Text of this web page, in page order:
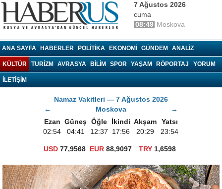
7 Ağustos 2026
cuma
08:49 Moskova
ANA SAYFA HABERLER POLITIKA EKONOMI GÜNDEM ANALIZ
KÜLTÜR TURIZM AVRASYA BILIM SPOR YAŞAM RÖPORTAJ YORUM
İLETİŞİM
Namaz Vakitleri — 7 Ağustos 2026
←
Moskova
→
Ezan Güneş Öğle İkindi Akşam
Yatsı
02:54
04:41 12:37 17:56 20:29 23:54
USD 77,9568 EUR 88,9097 TRY1,6598